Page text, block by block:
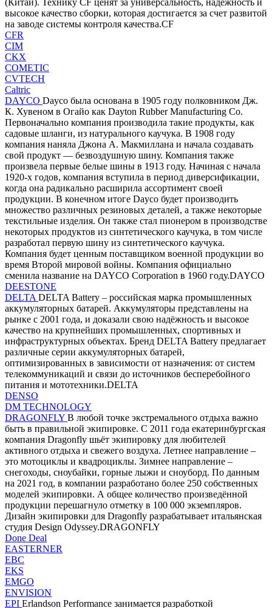
высокое качество сборки, которая достигается за счет развитой
на заводе системы контроля качества.CF
CFR
CIM
CKX
COMETIC
CVTECH
Caltric
DAYCO Dayco была основана в 1905 году полковником Дж.
К. Хувеном в Огайо как Dayton Rubber Manufacturing Co.
Первоначально компания производила такие продукты, как
садовые шланги, из натурального каучука. В 1908 году
компания наняла Джона А. Макмиллана и начала создавать
свой продукт — безвоздушную шину. Компания также
произвела первые белые шины в 1913 году. Начиная с начала
1920-х годов, компания вступила в период диверсификации,
когда она радикально расширила ассортимент своей
продукции. В конечном итоге Dayco будет производить
множество различных резиновых деталей, а также некоторые
текстильные изделия. Он также стал пионером в производстве
некоторых продуктов из синтетического каучука, в том числе
разработал первую шину из синтетического каучука.
Компания будет ценным поставщиком военной продукции во
время Второй мировой войны. Компания официально
сменила название на DAYCO Corporation в 1960 году.DAYCO
DEESTONE
DELTA DELTA Battery – российская марка промышленных
аккумуляторных батарей. Аккумуляторы представлены на
рынке с 2001 года, и доказали свою надёжность и высокое
качество на крупнейших промышленных, спортивных и
инфраструктурных объектах. Бренд DELTA Battery предлагает
различные серии аккумуляторных батарей,
оптимизированных в зависимости от назначения: от систем
телекоммуникаций и связи до источников бесперебойного
питания и мототехники.DELTA
DENSO
DM TECHNOLOGY
DRAGONFLY В любой точке экстремального отдыха важно
быть в правильной экипировке. С 2011 года екатеринбургская
компания Dragonfly шьёт экипировку для любителей
активного отдыха и свежего воздуха. Летнее направление –
это мотоциклы и квадроциклы. Зимнее направление –
снегоходы, сноубайки, горные лыжи и сноуборд. По данным
на 2021 год, в компании разработано более 250 собственных
моделей экипировки. А общее количество произведённой
продукции перешагнуло отметку в 100 000 экземпляров.
Дизайн экипировки для Dragonfly разрабатывает итальянская
студия Design Odyssey.DRAGONFLY
Done Deal
EASTERNER
EBC
EKS
EMGO
ENVISION
EPI Erlandson Performance занимается разработкой